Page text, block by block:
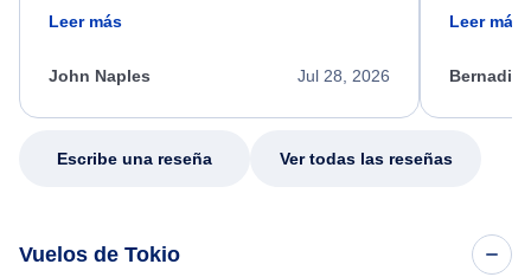
process. She quickly found a solution and
appreciate her excellent service.
Leer más
Jul 28, 2026
John Naples
my issue.
Leer más
Escribe una reseña Ver todas las reseñas
Vuelos de Tokio